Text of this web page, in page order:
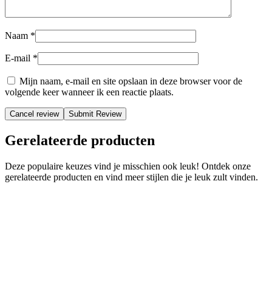
Naam *
E-mail *
Mijn naam, e-mail en site opslaan in deze browser voor de
volgende keer wanneer ik een reactie plaats.
Cancel review
Gerelateerde producten
Deze populaire keuzes vind je misschien ook leuk! Ontdek onze
gerelateerde producten en vind meer stijlen die je leuk zult vinden.